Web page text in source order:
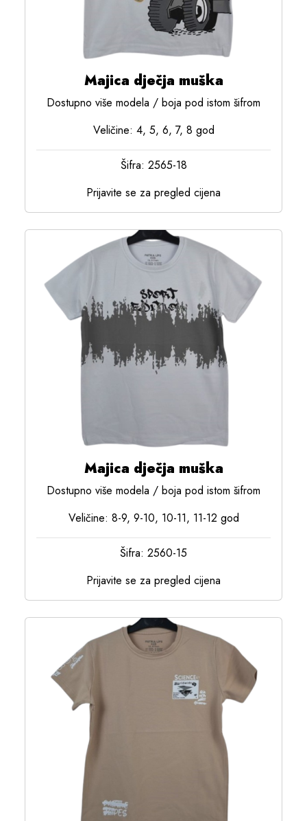
Majica dječja muška
Dostupno više modela / boja pod istom šifrom
Veličine: 4, 5, 6, 7, 8 god
Šifra: 2565-18
Prijavite se za pregled cijena
Majica dječja muška
Dostupno više modela / boja pod istom šifrom
Veličine: 8-9, 9-10, 10-11, 11-12 god
Šifra: 2560-15
Prijavite se za pregled cijena